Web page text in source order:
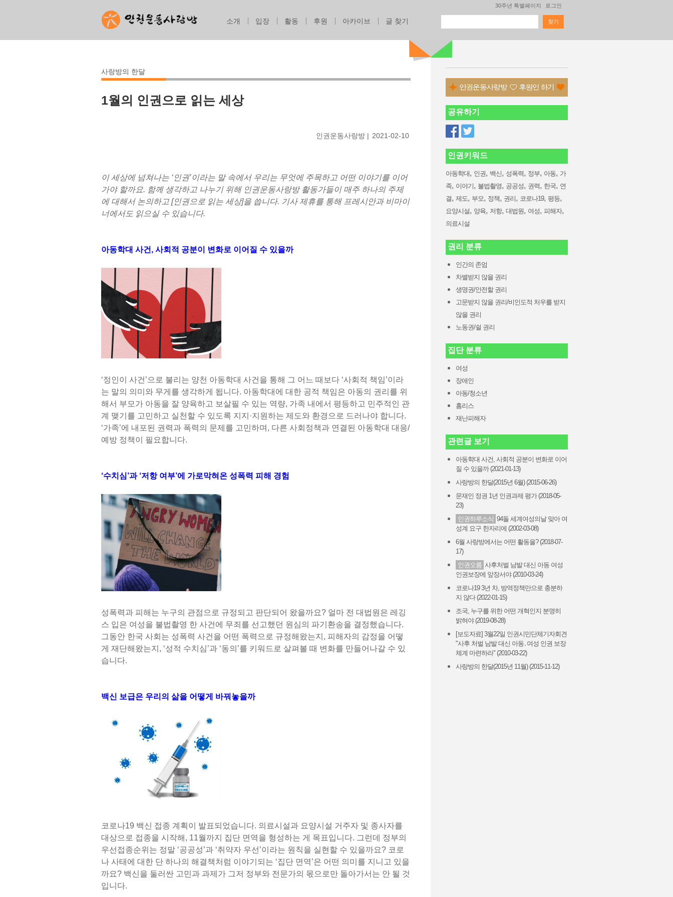
30주년 특별페이지 로그인
사랑방의 한달
1월의 인권으로 읽는 세상
인권운동사랑방 2021-02-10
이 세상에 넘쳐나는 ‘인권’이라는 말 속에서 우리는 무엇에 주목하고 어떤 이야기를 이어
가야 할까요. 함께 생각하고 나누기 위해 인권운동사랑방 활동가들이 매주 하나의 주제
에 대해서 논의하고 [인권으로 읽는 세상]을 씁니다. 기사 제휴를 통해 프레시안과 비마이
너에서도 읽으실 수 있습니다.
아동학대 사건, 사회적 공분이 변화로 이어질 수 있을까
‘정인이 사건’으로 불리는 양천 아동학대 사건을 통해 그 어느 때보다 ‘사회적 책임’이라
는 말의 의미와 무게를 생각하게 됩니다. 아동학대에 대한 공적 책임은 아동의 권리를 위
해서 부모가 아동을 잘 양육하고 보살필 수 있는 역량, 가족 내에서 평등하고 민주적인 관
계 맺기를 고민하고 실천할 수 있도록 지지·지원하는 제도와 환경으로 드러나야 합니다.
‘가족’에 내포된 권력과 폭력의 문제를 고민하며, 다른 사회정책과 연결된 아동학대 대응/
예방 정책이 필요합니다.
‘수치심’과 ‘저항 여부’에 가로막혀온 성폭력 피해 경험
성폭력과 피해는 누구의 관점으로 규정되고 판단되어 왔을까요? 얼마 전 대법원은 레깅
스 입은 여성을 불법촬영 한 사건에 무죄를 선고했던 원심의 파기환송을 결정했습니다.
그동안 한국 사회는 성폭력 사건을 어떤 폭력으로 규정해왔는지, 피해자의 감정을 어떻
게 재단해왔는지, ‘성적 수치심’과 ‘동의’를 키워드로 살펴볼 때 변화를 만들어나갈 수 있
습니다.
백신 보급은 우리의 삶을 어떻게 바꿔놓을까
코로나19 백신 접종 계획이 발표되었습니다. 의료시설과 요양시설 거주자 및 종사자를
대상으로 접종을 시작해, 11월까지 집단 면역을 형성하는 게 목표입니다. 그런데 정부의
우선접종순위는 정말 ‘공공성’과 ‘취약자 우선’이라는 원칙을 실현할 수 있을까요? 코로
나 사태에 대한 단 하나의 해결책처럼 이야기되는 ‘집단 면역’은 어떤 의미를 지니고 있을
까요? 백신을 둘러싼 고민과 과제가 그저 정부와 전문가의 몫으로만 돌아가서는 안 될 것
입니다.
검색 폼
소개 입장 활동 후원 아카이브 글 찾기
공유하기
인권키워드
아동학대, 인권, 백신, 성폭력, 정부, 아동, 가
족, 이야기, 불법촬영, 공공성, 권력, 한국, 연
결, 제도, 부모, 정책, 권리, 코로나19, 평등,
요양시설, 양육, 저항, 대법원, 여성, 피해자,
의료시설
권리 분류
인간의 존엄
차별받지 않을 권리
생명권/안전할 권리
고문받지 않을 권리/비인도적 처우를 받지
않을 권리
노동권/쉴 권리
집단 분류
여성
장애인
아동/청소년
홈리스
재난피해자
관련글 보기
아동학대 사건, 사회적 공분이 변화로 이어
질 수 있을까 (2021-01-13)
사랑방의 한달(2015년 6월) (2015-06-26)
문재인 정권 1년 인권과제 평가 (2018-05-
23)
인권하루소식 94돌 세계여성의날 맞아 여
성계 요구 한자리에 (2002-03-08)
6월 사랑방에서는 어떤 활동을? (2018-07-
17)
인권오름 사후처벌 남발 대신 아동 여성
인권보장에 앞장서야 (2010-03-24)
코로나19 3년 차, 방역정책만으로 충분하
지 않다 (2022-01-15)
조국, 누구를 위한 어떤 개혁인지 분명히
밝혀야 (2019-08-28)
[보도자료] 3월22일 인권시민단체기자회견
"사후 처벌 남발 대신 아동․여성 인권 보장
체계 마련하라" (2010-03-22)
사랑방의 한달(2015년 11월) (2015-11-12)